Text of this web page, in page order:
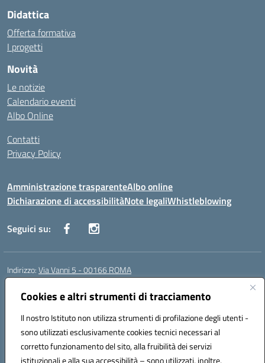
Cookies e altri strumenti di tracciamento
Il nostro Istituto non utilizza strumenti di profilazione degli utenti -
sono utilizzati esclusivamente cookies tecnici necessari al
corretto funzionamento del sito, alla fruibilità dei servizi
istituzionali e alla sua accessibilità – sono utilizzati, inoltre,
Didattica
Offerta formativa
I progetti
Novità
Le notizie
Calendario eventi
Albo Online
Contatti
Privacy Policy
Amministrazione trasparenteAlbo online
Dichiarazione di accessibilitàNote legaliWhistleblowing
Seguici su:
Indirizzo:Via Vanni 5 - 00166 ROMA
Centralino:
Posta elettronica certificata (PEC):RMIC86500P@pec.istruzione.it
Codice fiscale: 97197050582
Codice meccanografico:RMIC86500P
Codice Indice delle Pubbliche Amministrazioni (IPA): istsc_RMIC86500P
Codice unico di fatturazione (CUF): UFSRRZ